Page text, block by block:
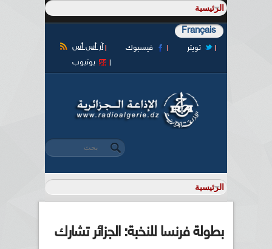
Français
آر أس أس فيسبوك
تويتر
يوتيوب
استمارة البحث
‏بحث ‏
بطولة فرنسا للنخبة: الجزائر تشارك